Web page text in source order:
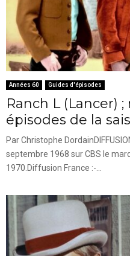
Années 60 Guides d'épisodes
Ranch L (Lancer)
épisodes de la
Par Christophe
septembre 1968 sur CBS le
1970.Diffusion France :-...